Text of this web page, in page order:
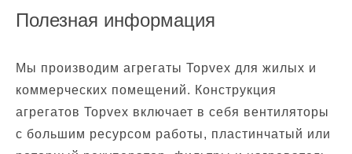
Полезная информация
Мы производим агрегаты Topvex для жилых и
коммерческих помещений. Конструкция
агрегатов Topvex включает в себя вентиляторы
с большим ресурсом работы, пластинчатый или